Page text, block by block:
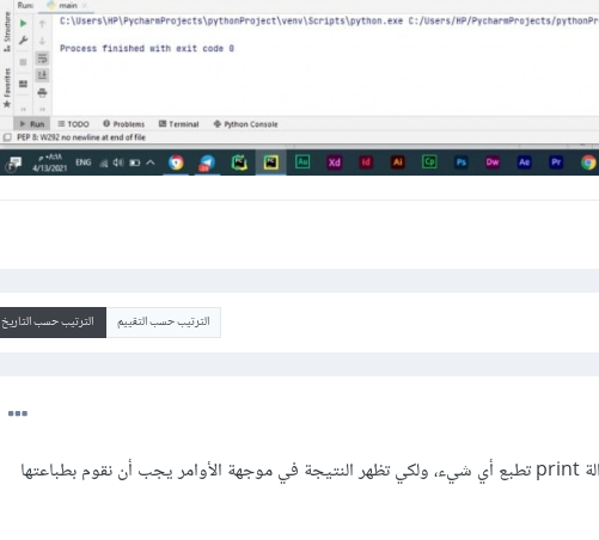
الترتيب حسب التقييم الترتيب حسب التاريخ
هذا طبيعي بسبب عدم موجود دالة print تطبع أي شيء، ولكي تظهر النتيجة في موجهة الأوامر يجب أن نقوم بطباعتها